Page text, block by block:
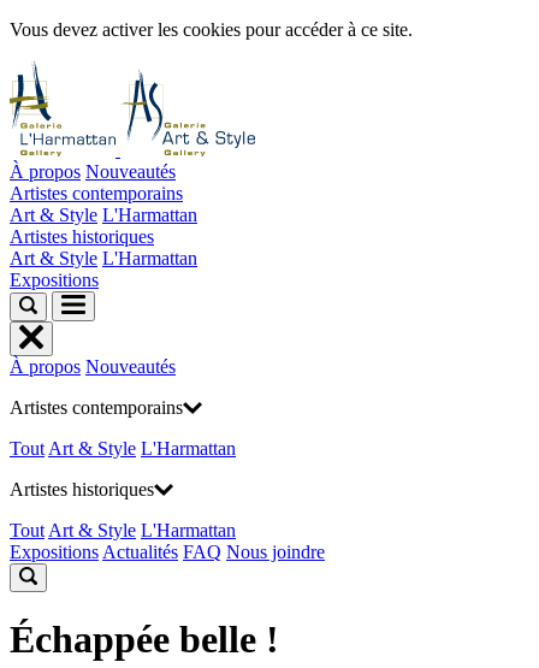
Vous devez activer les cookies pour accéder à ce site.
À propos Nouveautés
Artistes contemporains
Art & Style L'Harmattan
Artistes historiques
Art & Style L'Harmattan
Expositions
À propos Nouveautés
Artistes contemporains
Tout Art & Style L'Harmattan
Artistes historiques
Tout Art & Style L'Harmattan
Expositions Actualités FAQ Nous joindre
Échappée belle !